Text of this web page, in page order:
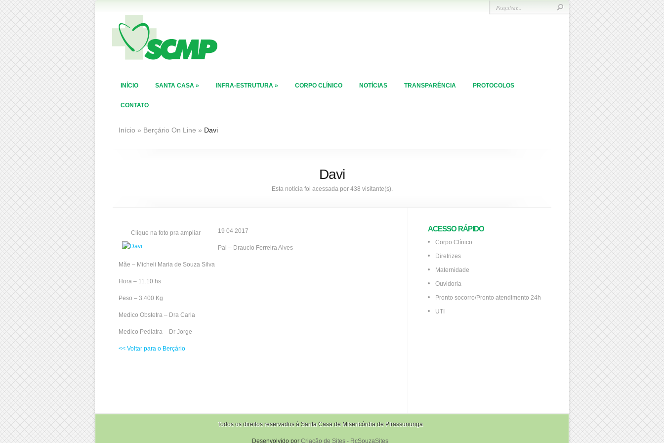
INÍCIO SANTA CASA » INFRA-ESTRUTURA » CORPO CLÍNICO NOTÍCIAS TRANSPARÊNCIA PROTOCOLOS
CONTATO
Início » Berçário On Line » Davi
Davi
Esta notícia foi acessada por 438 visitante(s).
Clique na foto pra ampliar 19 04 2017
Pai – Draucio Ferreira Alves
Mãe – Micheli Maria de Souza Silva
Hora – 11.10 hs
Peso – 3.400 Kg
Medico Obstetra – Dra Carla
Medico Pediatra – Dr Jorge
<< Voltar para o Berçário
ACESSO RÁPIDO
Corpo Clínico
Diretrizes
Maternidade
Ouvidoria
Pronto socorro/Pronto atendimento 24h
UTI
Todos os direitos reservados à Santa Casa de Misericórdia de Pirassununga
Desenvolvido por Criação de Sites - RcSouzaSites